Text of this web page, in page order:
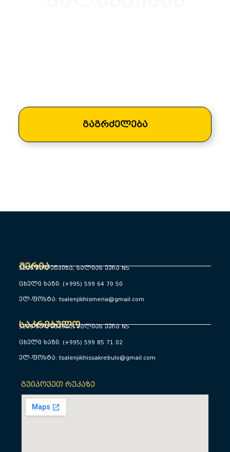
გაგრძელება
მერია
5200 წალენჯიხა, სალიას ქუჩა N5
ცხელი ხაზი: (+995) 599 64 70 50
ელ-ფოსტა: tsalenjikhismeria@gmail.com
საკრებულო
5200 წალენჯიხა, სალიას ქუჩა N5
ცხელი ხაზი: (+995) 599 85 71 02
ელ-ფოსტა: tsalenjikhissakrebulo@gmail.com
გვიპოვეთ რუკაზე